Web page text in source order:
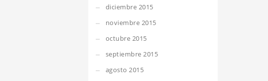
diciembre 2015
noviembre 2015
octubre 2015
septiembre 2015
agosto 2015